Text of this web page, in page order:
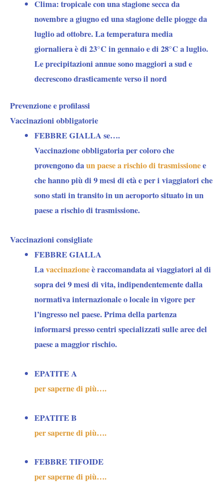
Clima:tropicale con una stagione secca da
novembre a giugno ed una stagione delle piogge da
luglio ad ottobre. La temperatura media
giornaliera è di 23°C in gennaio e di 28°C a luglio.
Le precipitazioni annue sono maggiori a sud e
decrescono drasticamente verso il nord
Prevenzione e profilassi
Vaccinazioni obbligatorie
FEBBRE GIALLA se….
Vaccinazione obbligatoria per coloro che
provengono daun paese a rischio di trasmissionee
che hanno più di 9 mesi di età e per i viaggiatori che
sono stati in transito in un aeroporto situato in un
paese a rischio di trasmissione.
Vaccinazioni consigliate
FEBBRE GIALLA
Lavaccinazioneèraccomandataai viaggiatori al di
sopra dei 9 mesi di vita,indipendentemente dalla
normativa internazionale o localein vigore per
l’ingresso nel paese. Prima della partenza
informarsi presso centri specializzati sulle aree del
paese a maggior rischio.
EPATITE A
per saperne di più….
EPATITE B
per saperne di più….
FEBBRE TIFOIDE
per saperne di più….